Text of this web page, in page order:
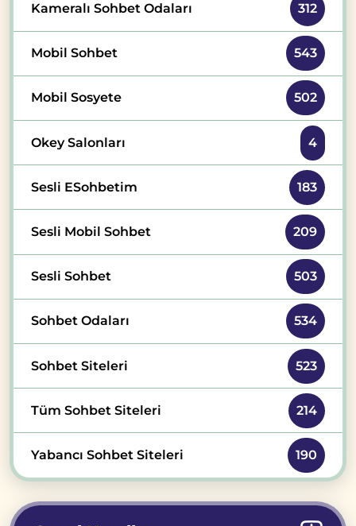
Kameralı Sohbet Odaları 312
Mobil Sohbet 543
Mobil Sosyete 502
Okey Salonları 4
Sesli ESohbetim 183
Sesli Mobil Sohbet 209
Sesli Sohbet 503
Sohbet Odaları 534
Sohbet Siteleri 523
Tüm Sohbet Siteleri 214
Yabancı Sohbet Siteleri 190